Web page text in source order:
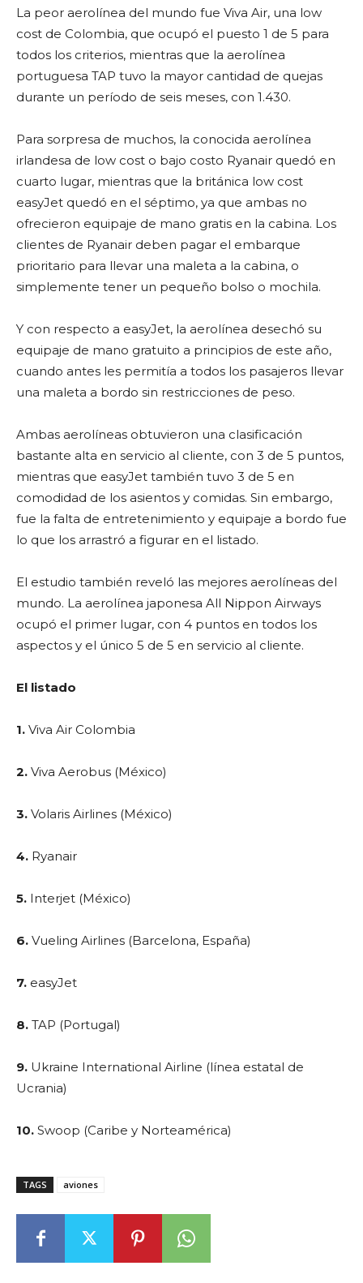
La peor aerolínea del mundo fue Viva Air, una low
cost de Colombia, que ocupó el puesto 1 de 5 para
todos los criterios, mientras que la aerolínea
portuguesa TAP tuvo la mayor cantidad de quejas
durante un período de seis meses, con 1.430.
Para sorpresa de muchos, la conocida aerolínea
irlandesa de low cost o bajo costo Ryanair quedó en
cuarto lugar, mientras que la británica low cost
easyJet quedó en el séptimo, ya que ambas no
ofrecieron equipaje de mano gratis en la cabina. Los
clientes de Ryanair deben pagar el embarque
prioritario para llevar una maleta a la cabina, o
simplemente tener un pequeño bolso o mochila.
Y con respecto a easyJet, la aerolínea desechó su
equipaje de mano gratuito a principios de este año,
cuando antes les permitía a todos los pasajeros llevar
una maleta a bordo sin restricciones de peso.
Ambas aerolíneas obtuvieron una clasificación
bastante alta en servicio al cliente, con 3 de 5 puntos,
mientras que easyJet también tuvo 3 de 5 en
comodidad de los asientos y comidas. Sin embargo,
fue la falta de entretenimiento y equipaje a bordo fue
lo que los arrastró a figurar en el listado.
El estudio también reveló las mejores aerolíneas del
mundo. La aerolínea japonesa All Nippon Airways
ocupó el primer lugar, con 4 puntos en todos los
aspectos y el único 5 de 5 en servicio al cliente.
El listado
1. Viva Air Colombia
2. Viva Aerobus (México)
3. Volaris Airlines (México)
4. Ryanair
5. Interjet (México)
6. Vueling Airlines (Barcelona, España)
7. easyJet
8. TAP (Portugal)
9. Ukraine International Airline (línea estatal de
Ucrania)
10. Swoop (Caribe y Norteamérica)
TAGS aviones